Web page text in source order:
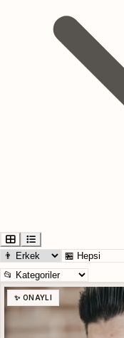
✨ ONAYLI